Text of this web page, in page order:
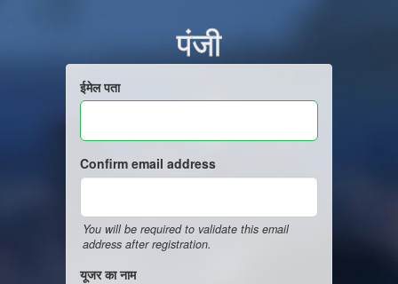
पंजी
ईमेल पता
Confirm email address
You will be required to validate this email
address after registration.
यूजर का नाम